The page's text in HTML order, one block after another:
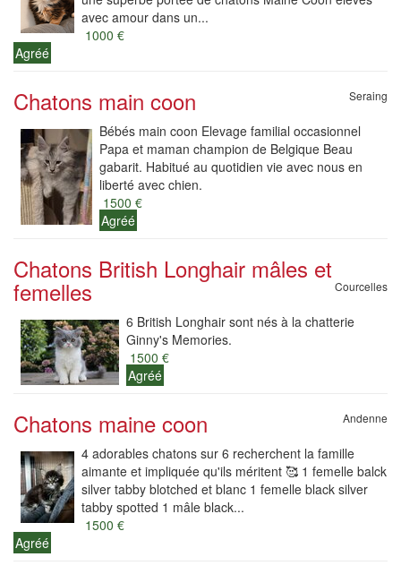
avec amour dans un...
1000 €
Agréé
Chatons main coon Seraing
Bébés main coon Elevage familial occasionnel
Papa et maman champion de Belgique Beau
gabarit. Habitué au quotidien vie avec nous en
liberté avec chien.
1500 €
Agréé
Chatons British Longhair mâles et
femelles Courcelles
6 British Longhair sont nés à la chatterie
Ginny's Memories.
1500 €
Agréé
Chatons maine coon Andenne
4 adorables chatons sur 6 recherchent la famille
aimante et impliquée qu'ils méritent 🥰 1 femelle balck
silver tabby blotched et blanc 1 femelle black silver
tabby spotted 1 mâle black...
1500 €
Agréé